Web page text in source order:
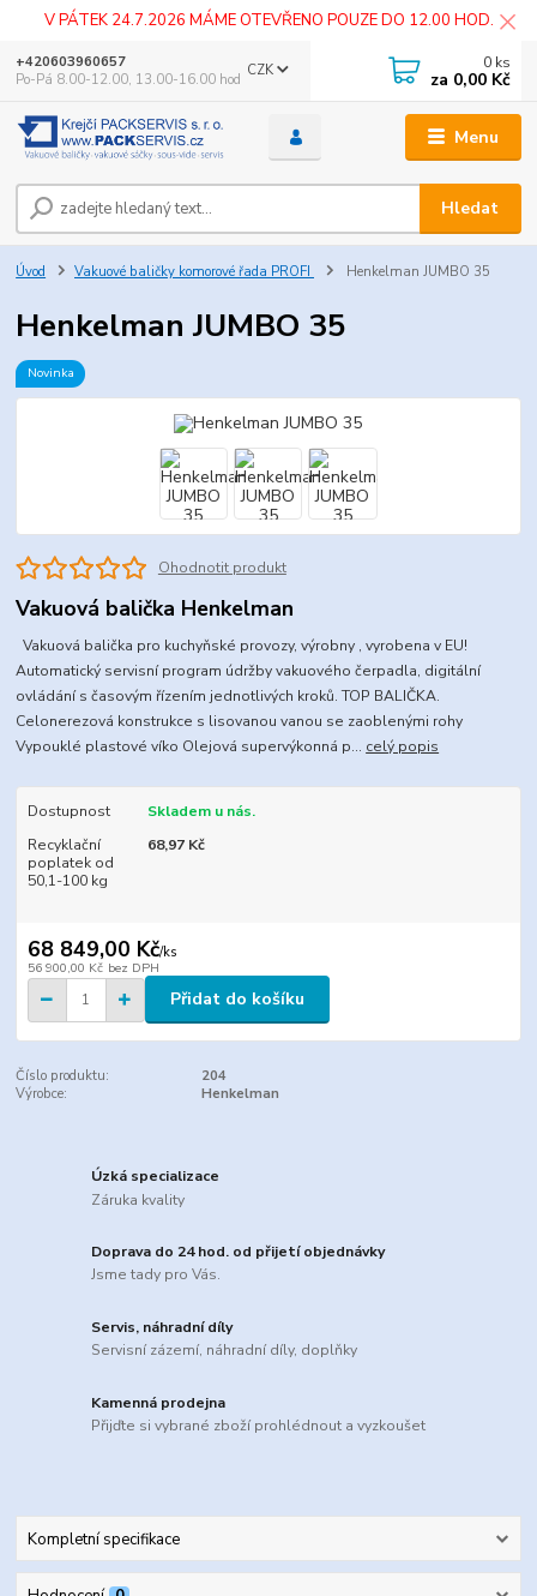
V PÁTEK 24.7.2026 MÁME OTEVŘENO POUZE DO 12.00 HOD.
Menu
CZK
Hledat
+420603960657
Po-Pá 8.00-12.00, 13.00-16.00 hod
0 ks
za 0,00 Kč
Úvod Vakuové baličky komorové řada PROFI Henkelman JUMBO 35
Henkelman JUMBO 35
Novinka
Ohodnotit produkt
Vakuová balička Henkelman
Vakuová balička pro kuchyňské provozy, výrobny , vyrobena v EU!
Automatický servisní program údržby vakuového čerpadla, digitální
ovládání s časovým řízením jednotlivých kroků. TOP BALIČKA.
Celonerezová konstrukce s lisovanou vanou se zaoblenými rohy
Vypouklé plastové víko Olejová supervýkonná p... celý popis
Dostupnost
Skladem u nás.
Recyklační
poplatek od
50,1-100 kg
68,97 Kč
68 849,00 Kč/ks
56 900,00 Kč bez DPH
Přidat do košíku
Číslo produktu:
204
Výrobce:
Henkelman
Úzká specializace
Záruka kvality
Doprava do 24 hod. od přijetí objednávky
Jsme tady pro Vás.
Servis, náhradní díly
Servisní zázemí, náhradní díly, doplňky
Kamenná prodejna
Přijďte si vybrané zboží prohlédnout a vyzkoušet
Kompletní specifikace